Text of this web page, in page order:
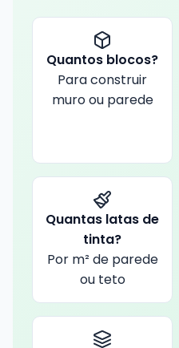
Quantos blocos?
Para construir
muro ou parede
Quantas latas de
tinta?
Por m² de parede
ou teto